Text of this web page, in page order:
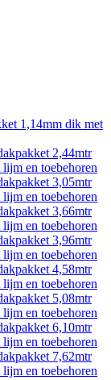
1,14mm dik met
2,44mtr
en toebehoren
3,05mtr
en toebehoren
3,66mtr
en toebehoren
3,96mtr
en toebehoren
4,58mtr
en toebehoren
5,08mtr
en toebehoren
6,10mtr
en toebehoren
7,62mtr
en toebehoren